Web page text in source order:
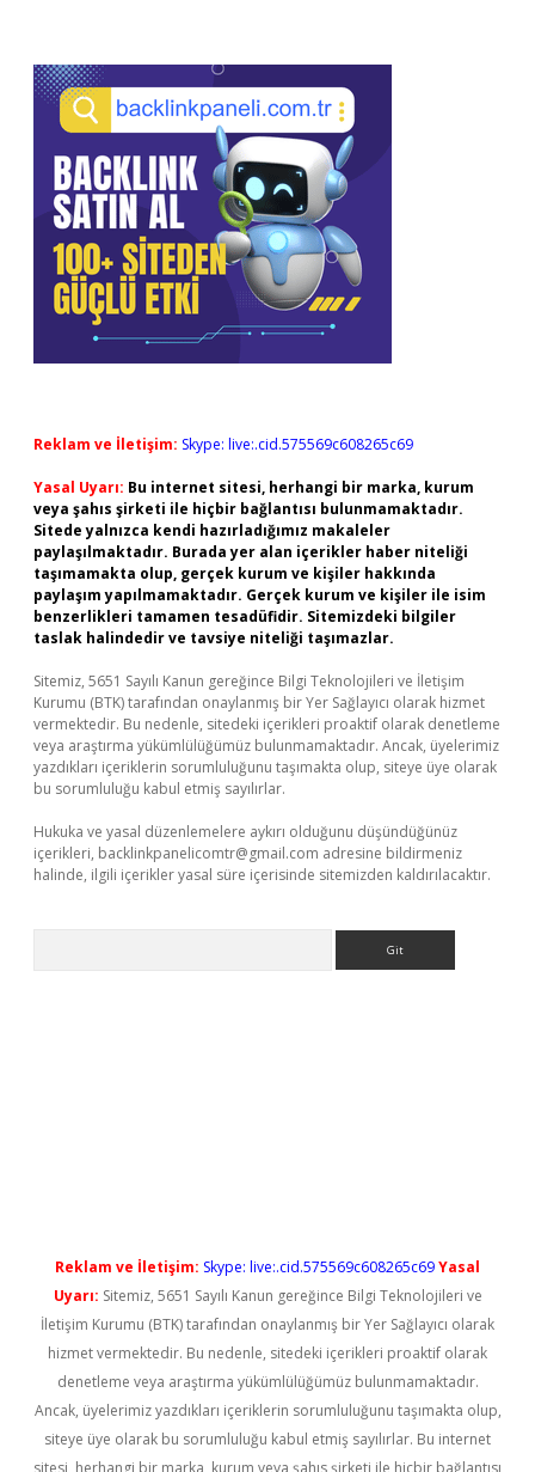
Reklam ve İletişim: Skype: live:.cid.575569c608265c69
Yasal Uyarı: Bu internet sitesi, herhangi bir marka, kurum
veya şahıs şirketi ile hiçbir bağlantısı bulunmamaktadır.
Sitede yalnızca kendi hazırladığımız makaleler
paylaşılmaktadır. Burada yer alan içerikler haber niteliği
taşımamakta olup, gerçek kurum ve kişiler hakkında
paylaşım yapılmamaktadır. Gerçek kurum ve kişiler ile isim
benzerlikleri tamamen tesadüfidir. Sitemizdeki bilgiler
taslak halindedir ve tavsiye niteliği taşımazlar.
Sitemiz, 5651 Sayılı Kanun gereğince Bilgi Teknolojileri ve İletişim
Kurumu (BTK) tarafından onaylanmış bir Yer Sağlayıcı olarak hizmet
vermektedir. Bu nedenle, sitedeki içerikleri proaktif olarak denetleme
veya araştırma yükümlülüğümüz bulunmamaktadır. Ancak, üyelerimiz
yazdıkları içeriklerin sorumluluğunu taşımakta olup, siteye üye olarak
bu sorumluluğu kabul etmiş sayılırlar.
Hukuka ve yasal düzenlemelere aykırı olduğunu düşündüğünüz
içerikleri, backlinkpanelicomtr@gmail.com adresine bildirmeniz
halinde, ilgili içerikler yasal süre içerisinde sitemizden kaldırılacaktır.
Reklam ve İletişim: Skype: live:.cid.575569c608265c69Yasal
Uyarı: Sitemiz, 5651 Sayılı Kanun gereğince Bilgi Teknolojileri ve
İletişim Kurumu (BTK) tarafından onaylanmış bir Yer Sağlayıcı olarak
hizmet vermektedir. Bu nedenle, sitedeki içerikleri proaktif olarak
denetleme veya araştırma yükümlülüğümüz bulunmamaktadır.
Ancak, üyelerimiz yazdıkları içeriklerin sorumluluğunu taşımakta olup,
siteye üye olarak bu sorumluluğu kabul etmiş sayılırlar. Bu internet
sitesi, herhangi bir marka, kurum veya şahıs şirketi ile hiçbir bağlantısı